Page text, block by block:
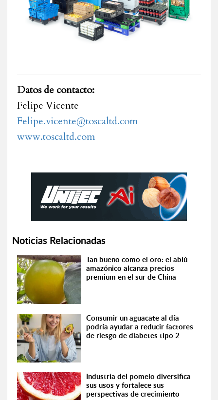
Datos de contacto:
Felipe Vicente
Felipe.vicente@toscaltd.com
www.toscaltd.com
Noticias Relacionadas
Tan bueno como el oro: el abiú
amazónico alcanza precios
premium en el sur de China
Consumir un aguacate al día
podría ayudar a reducir factores
de riesgo de diabetes tipo 2
Industria del pomelo diversifica
sus usos y fortalece sus
perspectivas de crecimiento